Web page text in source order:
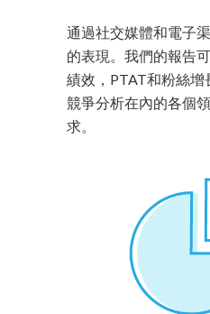
通過社交媒體和電子
的表現。我們的報告
績效，PTAT和粉絲增
競爭分析在內的各個
求。